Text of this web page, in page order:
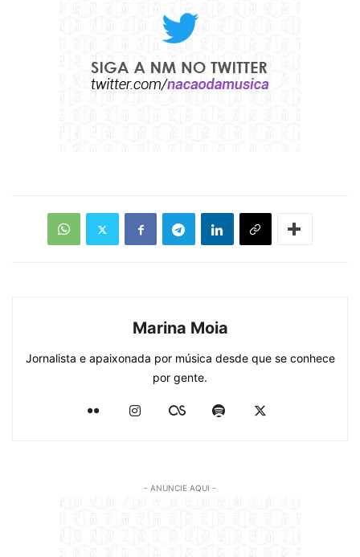
Marina Moia
Jornalista e apaixonada por música desde que se conhece
por gente.
- ANUNCIE AQUI -